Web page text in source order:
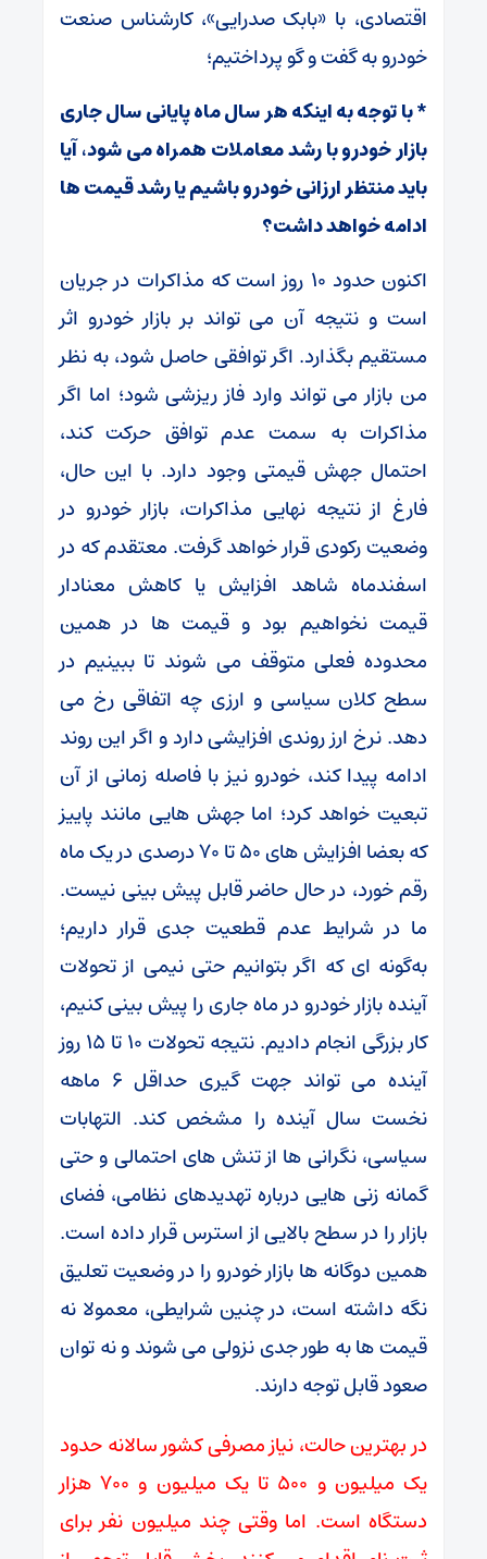
اقتصادی، با «بابک صدرایی»، کارشناس صنعت
خودرو به گفت و گو پرداختیم؛
* با توجه به اینکه هر سال ماه پایانی سال جاری
بازار خودرو با رشد معاملات همراه می شود، آیا
باید منتظر ارزانی خودرو باشیم یا رشد قیمت ‌ها
ادامه خواهد داشت؟
اکنون حدود ۱۰ روز است که مذاکرات در جریان
است و نتیجه آن می ‌تواند بر بازار خودرو اثر
مستقیم بگذارد. اگر توافقی حاصل شود، به نظر
من بازار می ‌تواند وارد فاز ریزشی شود؛ اما اگر
مذاکرات به سمت عدم توافق حرکت کند،
احتمال جهش قیمتی وجود دارد. با این حال،
فارغ از نتیجه نهایی مذاکرات، بازار خودرو در
وضعیت رکودی قرار خواهد گرفت. معتقدم که در
اسفندماه شاهد افزایش یا کاهش معنادار
قیمت نخواهیم بود و قیمت‌ ها در همین
محدوده فعلی متوقف می‌ شوند تا ببینیم در
سطح کلان سیاسی و ارزی چه اتفاقی رخ می‌
دهد. نرخ ارز روندی افزایشی دارد و اگر این روند
ادامه پیدا کند، خودرو نیز با فاصله زمانی از آن
تبعیت خواهد کرد؛ اما جهش ‌هایی مانند پاییز
که بعضا افزایش ‌های ۵۰ تا ۷۰ درصدی در یک ماه
رقم خورد، در حال حاضر قابل پیش‌ بینی نیست.
ما در شرایط عدم قطعیت جدی قرار داریم؛
به‌گونه‌ ای که اگر بتوانیم حتی نیمی از تحولات
آینده بازار خودرو در ماه جاری را پیش‌ بینی کنیم،
کار بزرگی انجام دادیم. نتیجه تحولات ۱۰ تا ۱۵ روز
آینده می ‌تواند جهت ‌گیری حداقل ۶ ماهه
نخست سال آینده را مشخص کند. التهابات
سیاسی، نگرانی ‌ها از تنش ‌های احتمالی و حتی
گمانه ‌زنی ‌هایی درباره تهدیدهای نظامی، فضای
بازار را در سطح بالایی از استرس قرار داده است.
همین دوگانه ‌ها بازار خودرو را در وضعیت تعلیق
نگه داشته است، در چنین شرایطی، معمولا نه
قیمت‌ ها به ‌طور جدی نزولی می ‌شوند و نه توان
صعود قابل ‌توجه دارند.
در بهترین حالت، نیاز مصرفی کشور سالانه حدود
یک ‌میلیون و ۵۰۰ تا یک ‌میلیون و ۷۰۰ هزار
دستگاه است. اما وقتی چند میلیون نفر برای